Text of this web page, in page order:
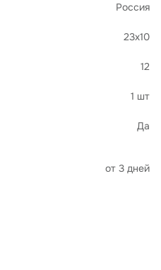
Россия
23х10
12
1 шт
Да
от 3 дней